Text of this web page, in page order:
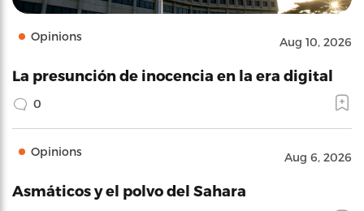
Opinions Aug 10, 2026
La presunción de inocencia en la era digital
0
Opinions Aug 6, 2026
Asmáticos y el polvo del Sahara